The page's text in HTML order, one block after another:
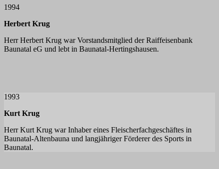
1994
Herbert Krug
Herr Herbert Krug war Vorstandsmitglied der Raiffeisenbank
Baunatal eG und lebt in Baunatal-Hertingshausen.
1993
Kurt Krug
Herr Kurt Krug war Inhaber eines Fleischerfachgeschäftes in
Baunatal-Altenbauna und langjähriger Förderer des Sports in
Baunatal.